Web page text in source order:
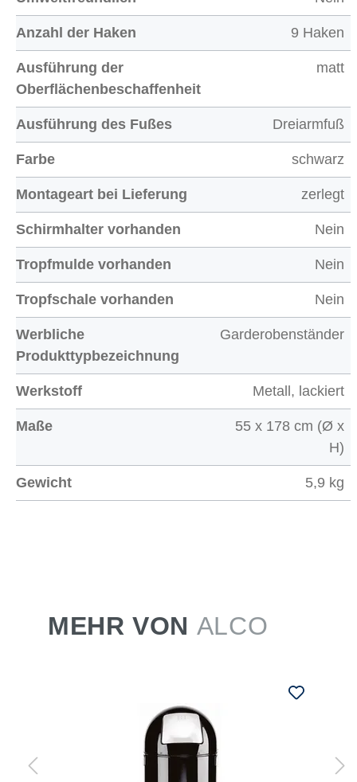
Anzahl der Haken 9 Haken
Ausführung der
Oberflächenbeschaffenheit
matt
Ausführung des Fußes Dreiarmfuß
Farbe schwarz
Montageart bei Lieferung zerlegt
Schirmhalter vorhanden Nein
Tropfmulde vorhanden Nein
Tropfschale vorhanden Nein
Werbliche
Produkttypbezeichnung
Garderobenständer
Werkstoff Metall, lackiert
Maße
55 x 178 cm (Ø x
H)
Gewicht 5,9 kg
MEHR VON ALCO